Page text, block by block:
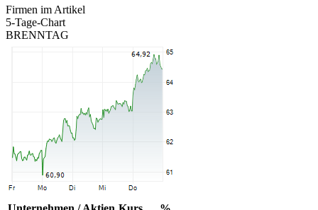
Firmen im Artikel
5-Tage-Chart
BRENNTAG